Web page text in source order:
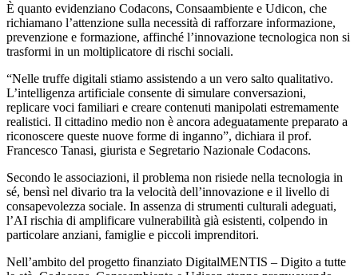
È quanto evidenziano Codacons, Consaambiente e Udicon, che
richiamano l’attenzione sulla necessità di rafforzare informazione,
prevenzione e formazione, affinché l’innovazione tecnologica non si
trasformi in un moltiplicatore di rischi sociali.
“Nelle truffe digitali stiamo assistendo a un vero salto qualitativo.
L’intelligenza artificiale consente di simulare conversazioni,
replicare voci familiari e creare contenuti manipolati estremamente
realistici. Il cittadino medio non è ancora adeguatamente preparato a
riconoscere queste nuove forme di inganno”, dichiara il prof.
Francesco Tanasi, giurista e Segretario Nazionale Codacons.
Secondo le associazioni, il problema non risiede nella tecnologia in
sé, bensì nel divario tra la velocità dell’innovazione e il livello di
consapevolezza sociale. In assenza di strumenti culturali adeguati,
l’AI rischia di amplificare vulnerabilità già esistenti, colpendo in
particolare anziani, famiglie e piccoli imprenditori.
Nell’ambito del progetto finanziato DigitalMENTIS – Digito a tutte